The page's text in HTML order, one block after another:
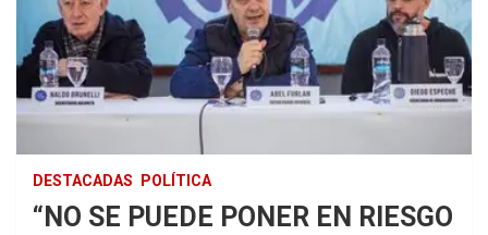
DESTACADAS POLÍTICA
“NO SE PUEDE PONER EN RIESGO